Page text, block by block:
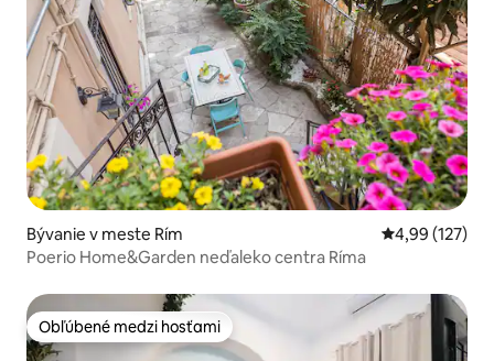
Bývanie v meste Rím Priemerné
4,99 (127)
Poerio Home&Garden neďaleko centra Ríma
Obľúbené medzi hosťami
Obľúbené medzi hosťami